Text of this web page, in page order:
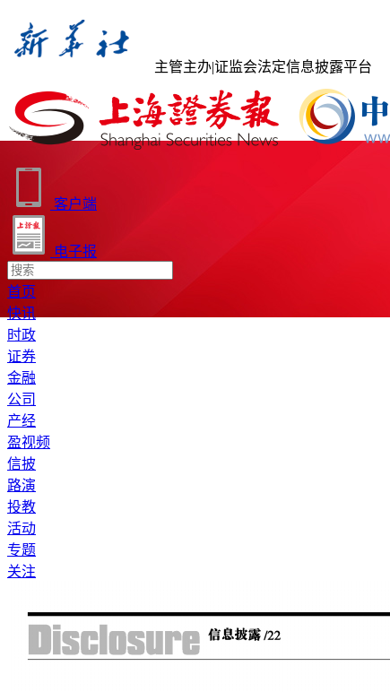
主管主办|证监会法定信息披露平台
客户端
电子报
首页
快讯
时政
证券
金融
公司
产经
盈视频
信披
路演
投教
活动
专题
关注